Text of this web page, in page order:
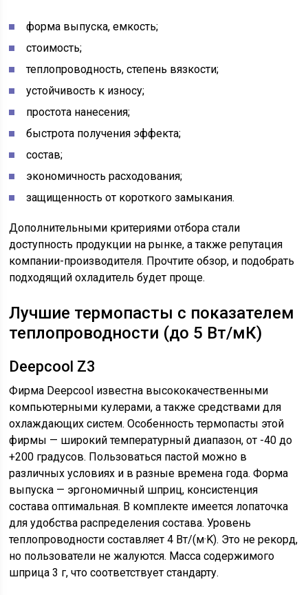
форма выпуска, емкость;
стоимость;
теплопроводность, степень вязкости;
устойчивость к износу;
простота нанесения;
быстрота получения эффекта;
состав;
экономичность расходования;
защищенность от короткого замыкания.
Дополнительными критериями отбора стали
доступность продукции на рынке, а также репутация
компании-производителя. Прочтите обзор, и подобрать
подходящий охладитель будет проще.
Лучшие термопасты с показателем
теплопроводности (до 5 Вт/мК)
Deepcool Z3
Фирма Deepcool известна высококачественными
компьютерными кулерами, а также средствами для
охлаждающих систем. Особенность термопасты этой
фирмы — широкий температурный диапазон, от -40 до
+200 градусов. Пользоваться пастой можно в
различных условиях и в разные времена года. Форма
выпуска — эргономичный шприц, консистенция
состава оптимальная. В комплекте имеется лопаточка
для удобства распределения состава. Уровень
теплопроводности составляет 4 Вт/(м·K). Это не рекорд,
но пользователи не жалуются. Масса содержимого
шприца 3 г, что соответствует стандарту.